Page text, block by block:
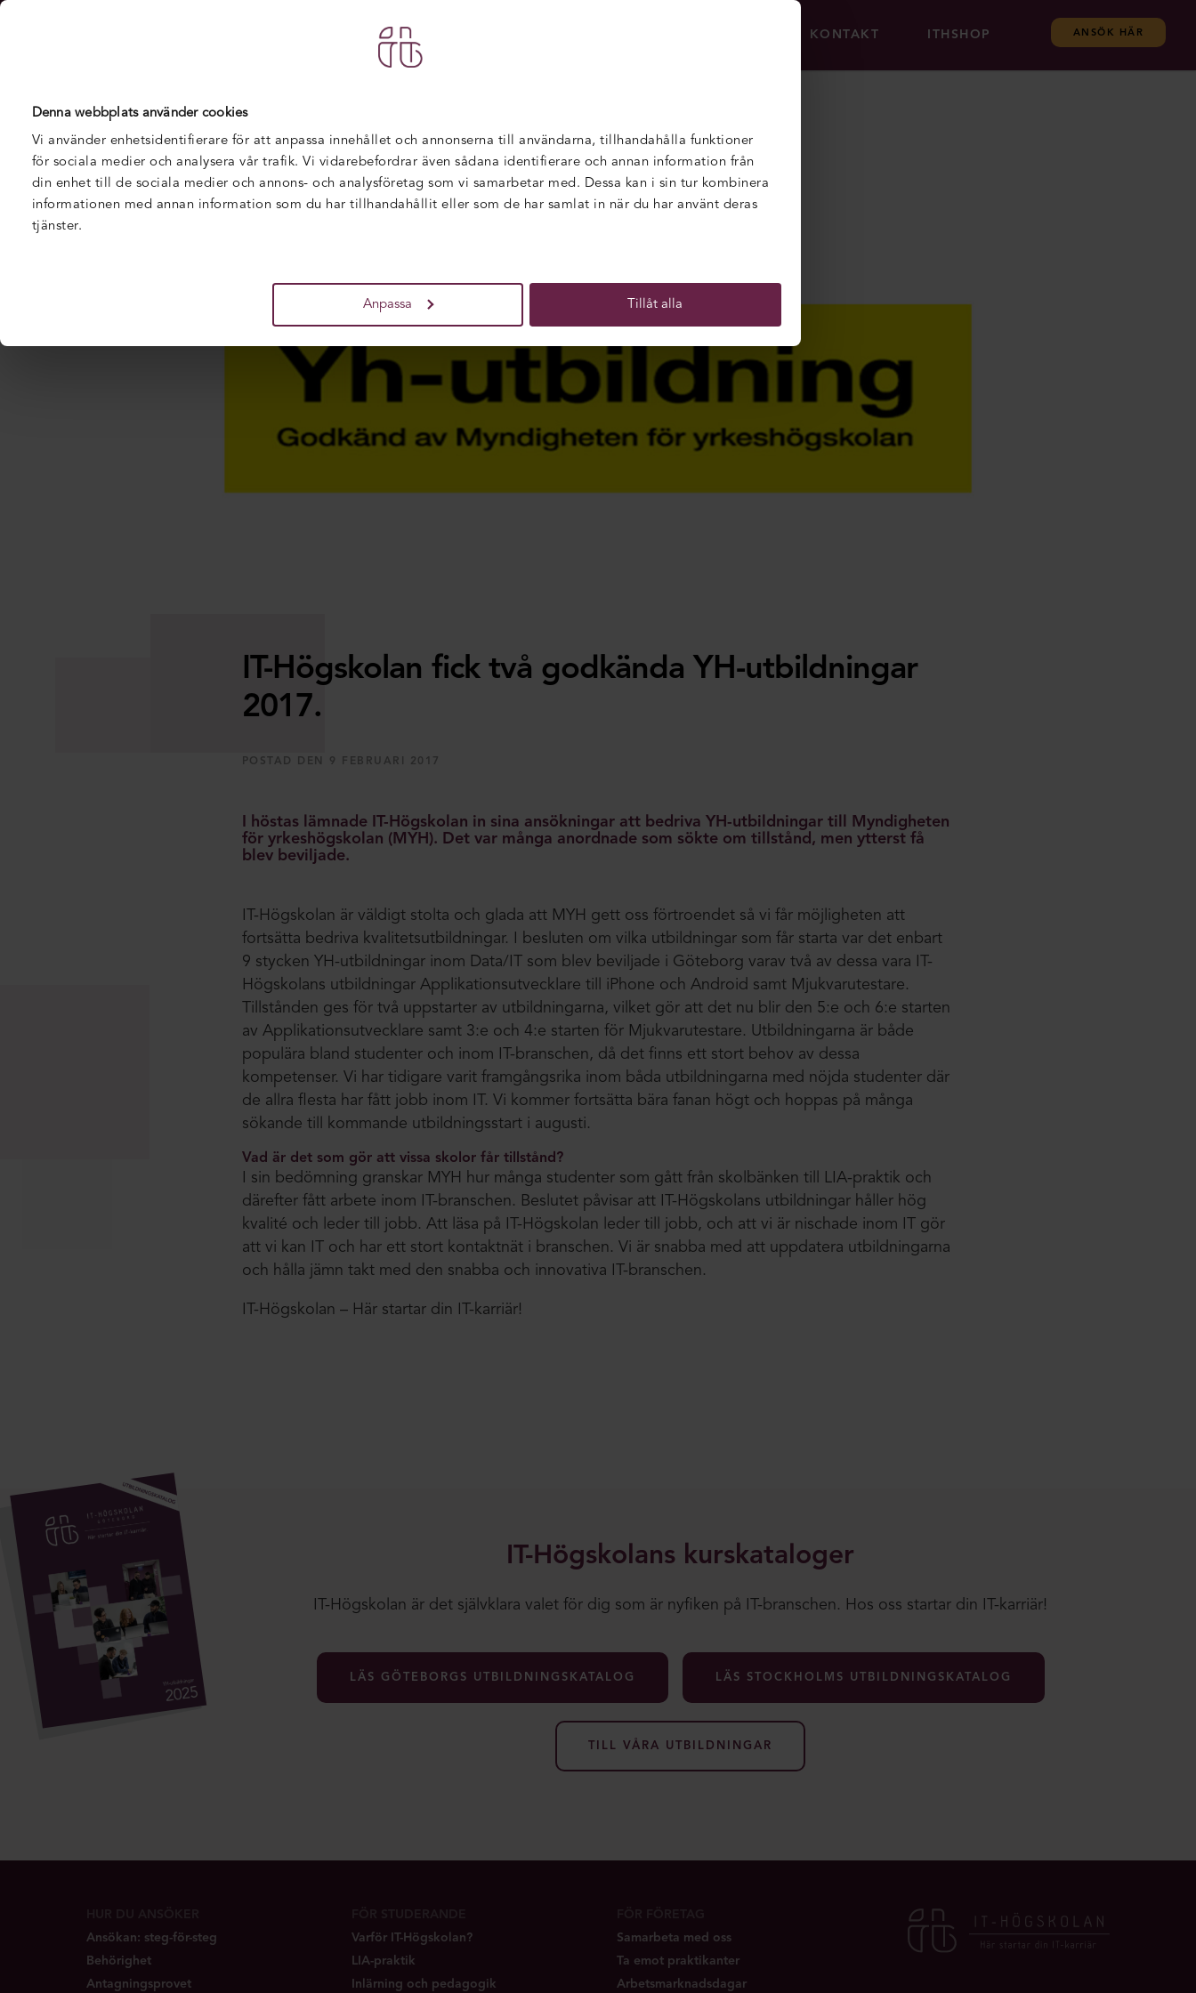
Denna webbplats använder cookies
Vi använder enhetsidentifierare för att anpassa innehållet och annonserna till användarna, tillhandahålla funktioner
för sociala medier och analysera vår trafik. Vi vidarebefordrar även sådana identifierare och annan information från
din enhet till de sociala medier och annons- och analysföretag som vi samarbetar med. Dessa kan i sin tur kombinera
informationen med annan information som du har tillhandahållit eller som de har samlat in när du har använt deras
tjänster.
Anpassa Tillåt alla
UTBILDNINGAR KONTAKT ITHSHOP ANSÖK HÄR
Hem / IT-Högskolan / IT-Högskolan fick två godkända YH-utbildningar 2017.
IT-Högskolan fick två godkända YH-utbildningar
2017.
POSTAD DEN 9 FEBRUARI 2017
I höstas lämnade IT-Högskolan in sina ansökningar att bedriva YH-utbildningar till Myndigheten
för yrkeshögskolan (MYH). Det var många anordnade som sökte om tillstånd, men ytterst få
blev beviljade.
IT-Högskolan är väldigt stolta och glada att MYH gett oss förtroendet så vi får möjligheten att
fortsätta bedriva kvalitetsutbildningar. I besluten om vilka utbildningar som får starta var det enbart
9 stycken YH-utbildningar inom Data/IT som blev beviljade i Göteborg varav två av dessa vara IT-
Högskolans utbildningar Applikationsutvecklare till iPhone och Android samt Mjukvarutestare.
Tillstånden ges för två uppstarter av utbildningarna, vilket gör att det nu blir den 5:e och 6:e starten
av Applikationsutvecklare samt 3:e och 4:e starten för Mjukvarutestare. Utbildningarna är både
populära bland studenter och inom IT-branschen, då det finns ett stort behov av dessa
kompetenser. Vi har tidigare varit framgångsrika inom båda utbildningarna med nöjda studenter där
de allra flesta har fått jobb inom IT. Vi kommer fortsätta bära fanan högt och hoppas på många
sökande till kommande utbildningsstart i augusti.
Vad är det som gör att vissa skolor får tillstånd?
I sin bedömning granskar MYH hur många studenter som gått från skolbänken till LIA-praktik och
därefter fått arbete inom IT-branschen. Beslutet påvisar att IT-Högskolans utbildningar håller hög
kvalité och leder till jobb. Att läsa på IT-Högskolan leder till jobb, och att vi är nischade inom IT gör
att vi kan IT och har ett stort kontaktnät i branschen. Vi är snabba med att uppdatera utbildningarna
och hålla jämn takt med den snabba och innovativa IT-branschen.
IT-Högskolan – Här startar din IT-karriär!
IT-Högskolans kurskataloger
IT-Högskolan är det självklara valet för dig som är nyfiken på IT-branschen. Hos oss startar din IT-karriär!
LÄS GÖTEBORGS UTBILDNINGSKATALOG LÄS STOCKHOLMS UTBILDNINGSKATALOG
TILL VÅRA UTBILDNINGAR
Ansökan: steg-för-steg
Behörighet
Antagningsprovet
Varför IT-Högskolan?
LIA-praktik
Inlärning och pedagogik
Samarbeta med oss
Ta emot praktikanter
Arbetsmarknadsdagar